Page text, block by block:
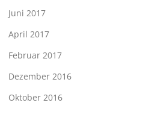
Juni 2017
April 2017
Februar 2017
Dezember 2016
Oktober 2016